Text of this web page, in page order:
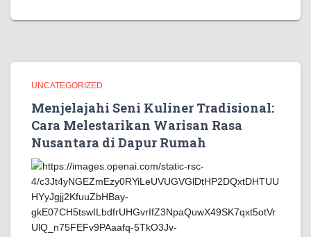
UNCATEGORIZED
Menjelajahi Seni Kuliner Tradisional:
Cara Melestarikan Warisan Rasa
Nusantara di Dapur Rumah